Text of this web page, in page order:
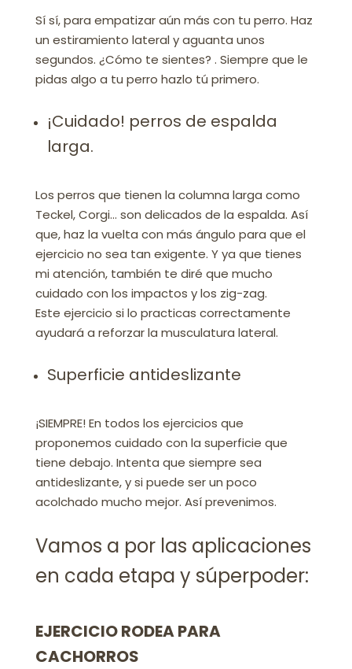
Sí sí, para empatizar aún más con tu perro. Haz
un estiramiento lateral y aguanta unos
segundos. ¿Cómo te sientes? . Siempre que le
pidas algo a tu perro hazlo tú primero.
¡Cuidado! perros de espalda
larga.
Los perros que tienen la columna larga como
Teckel, Corgi… son delicados de la espalda. Así
que, haz la vuelta con más ángulo para que el
ejercicio no sea tan exigente. Y ya que tienes
mi atención, también te diré que mucho
cuidado con los impactos y los zig-zag.
Este ejercicio si lo practicas correctamente
ayudará a reforzar la musculatura lateral.
Superficie antideslizante
¡SIEMPRE! En todos los ejercicios que
proponemos cuidado con la superficie que
tiene debajo. Intenta que siempre sea
antideslizante, y si puede ser un poco
acolchado mucho mejor. Así prevenimos.
Vamos a por las aplicaciones
en cada etapa y súperpoder:
EJERCICIO RODEA PARA
CACHORROS